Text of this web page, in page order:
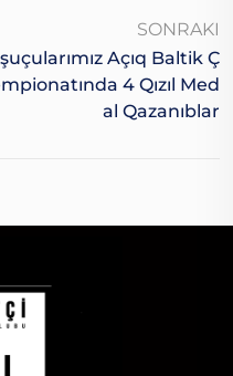
SONRAKI
Açıq Baltik Ç
4 Qızıl Med
Al Qazanıblar